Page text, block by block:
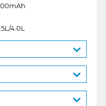
4.0L